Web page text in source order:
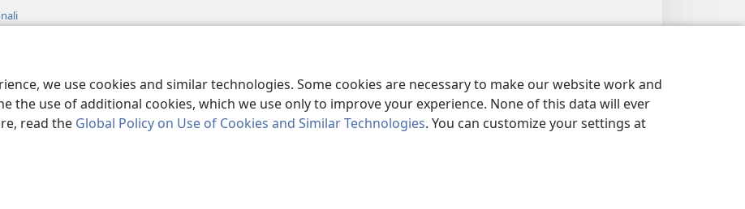
we use cookies and similar technologies. Some cookies are necessary to make our website work and
the use of additional cookies, which we use only to improve your experience. None of this data will ever
read the Global Policy on Use of Cookies and Similar Technologies. You can customize your settings at
Bible and Tract Society of Pennsylvania.